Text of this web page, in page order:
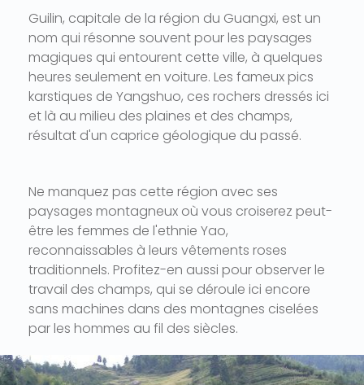
Guilin, capitale de la région du Guangxi, est un
nom qui résonne souvent pour les paysages
magiques qui entourent cette ville, à quelques
heures seulement en voiture. Les fameux pics
karstiques de Yangshuo, ces rochers dressés ici
et là au milieu des plaines et des champs,
résultat d'un caprice géologique du passé.
Ne manquez pas cette région avec ses
paysages montagneux où vous croiserez peut-
être les femmes de l'ethnie Yao,
reconnaissables à leurs vêtements roses
traditionnels. Profitez-en aussi pour observer le
travail des champs, qui se déroule ici encore
sans machines dans des montagnes ciselées
par les hommes au fil des siècles.